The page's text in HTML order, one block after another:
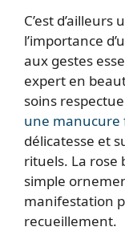
C’est
l’importance
aux gestes
expert en
soins
une manucure
délicatesse et
rituels. La rose
simple
manifestation
recueillement.